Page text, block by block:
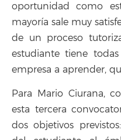
oportunidad como
mayoría sale muy
de un proceso
estudiante tiene
empresa a aprender,
Para Mario Ciurana,
esta tercera
dos objetivos